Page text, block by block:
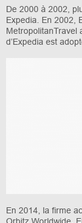
De 2000 à 2002,
Expedia. En 2002,
MetropolitanTravel
d’Expedia est
En 2014, la firme